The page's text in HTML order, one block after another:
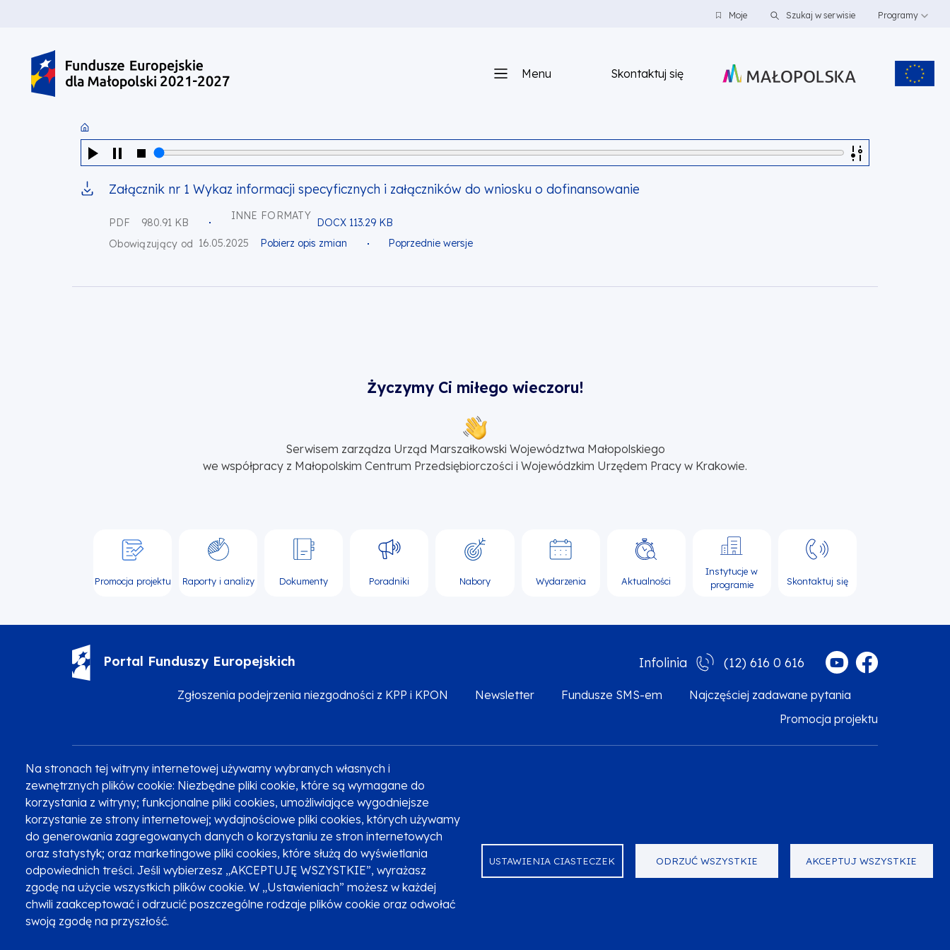
Moje Szukaj w serwisie Programy
Na stronach tej witryny internetowej używamy wybranych własnych i
zewnętrznych plików cookie: Niezbędne pliki cookie, które są wymagane do
korzystania z witryny; funkcjonalne pliki cookies, umożliwiające wygodniejsze
korzystanie ze strony internetowej; wydajnościowe pliki cookies, których używamy
do generowania zagregowanych danych o korzystaniu ze stron internetowych
oraz statystyk; oraz marketingowe pliki cookies, które służą do wyświetlania
odpowiednich treści. Jeśli wybierzesz „AKCEPTUJĘ WSZYSTKIE”, wyrażasz
zgodę na użycie wszystkich plików cookie. W „Ustawieniach” możesz w każdej
chwili zaakceptować i odrzucić poszczególne rodzaje plików cookie oraz odwołać
swoją zgodę na przyszłość.
USTAWIENIA CIASTECZEK ODRZUĆ WSZYSTKIE AKCEPTUJ WSZYSTKIE
Menu Skontaktuj się
Załącznik nr 1 Wykaz informacji specyficznych i załączników do wniosku o dofinansowanie
PDF 980.91 KB
INNE FORMATY
DOCX 113.29 KB
Obowiązujący od 16.05.2025 Pobierz opis zmian Poprzednie wersje
Życzymy Ci miłego wieczoru!
Serwisem zarządza Urząd Marszałkowski Województwa Małopolskiego
we współpracy z Małopolskim Centrum Przedsiębiorczości i Wojewódzkim Urzędem Pracy w Krakowie.
Promocja projektu Raporty i analizy Dokumenty Poradniki Nabory Wydarzenia Aktualności
Instytucje w
programie
Skontaktuj się
Portal Funduszy Europejskich Infolinia (12) 616 0 616
Zgłoszenia podejrzenia niezgodności z KPP i KPON Newsletter Fundusze SMS-em
Najczęściej zadawane pytania
Promocja projektu
Zobacz inne programy Poznaj Fundusze 2014-2020 Deklaracja dostępności
Serwis dofinansowany przez Unię Europejską z programu Fundusze Europejskie dla Małopolski na lata 2021-2027.